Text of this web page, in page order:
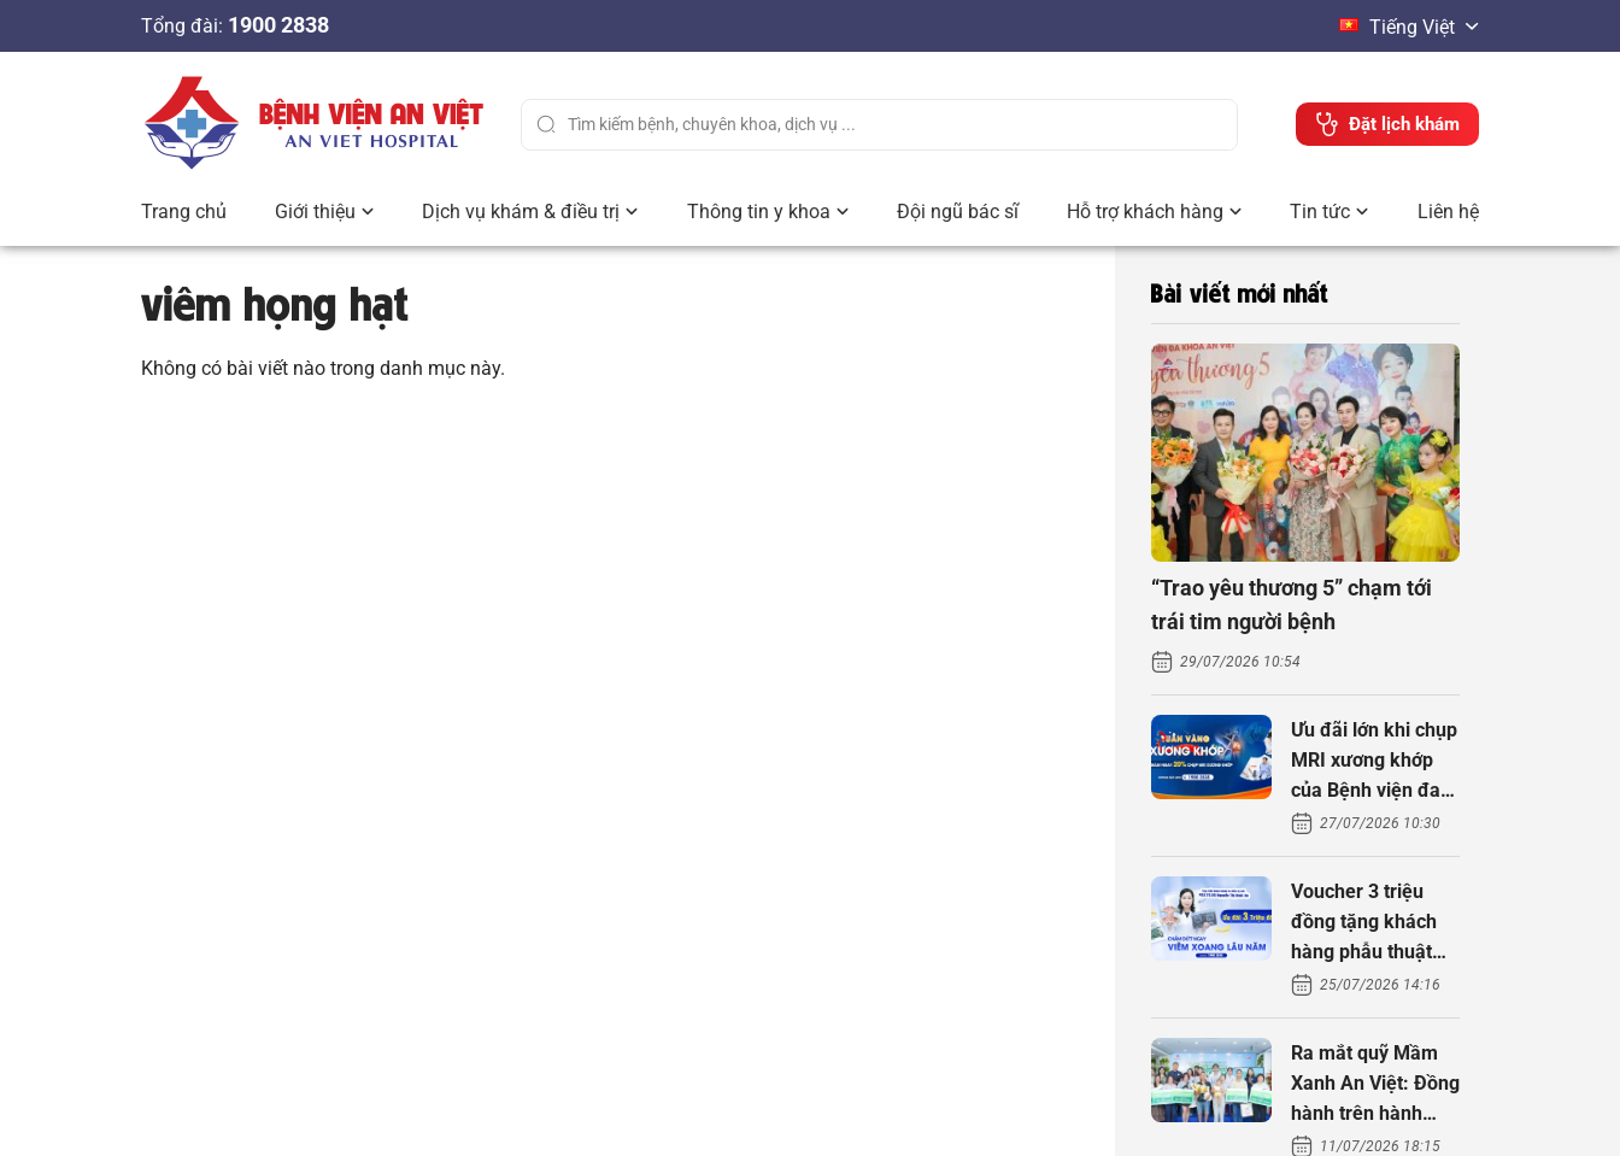
n
Tổng đài: 1900 2838 Tiếng Việt
Đặt lịch khám
Trang chủ Giới thiệu Dịch vụ khám & điều trị Thông tin y khoa Đội ngũ bác sĩ Hỗ trợ khách hàng Tin tức Liên hệ
viêm họng hạt
Không có bài viết nào trong danh mục này.
Bài viết mới nhất
“Trao yêu thương 5” chạm tới
trái tim người bệnh
29/07/2026 10:54
Ưu đãi lớn khi chụp
MRI xương khớp
của Bệnh viện đa
khoa An Việt
27/07/2026 10:30
Voucher 3 triệu
đồng tặng khách
hàng phẫu thuật
xoang cùng PGS.
TS Nguyễn Thị
Hoài An
25/07/2026 14:16
Ra mắt quỹ Mầm
Xanh An Việt: Đồng
hành trên hành
trình tìm con
11/07/2026 18:15